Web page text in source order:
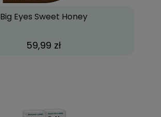
Big Eyes Sweet Honey
59,99 zł